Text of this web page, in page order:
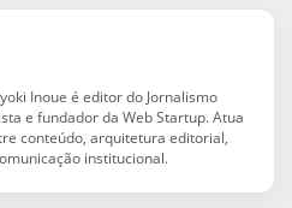
Inoue é editor do Jornalismo
e fundador da Web Startup. Atua
conteúdo, arquitetura editorial,
institucional.